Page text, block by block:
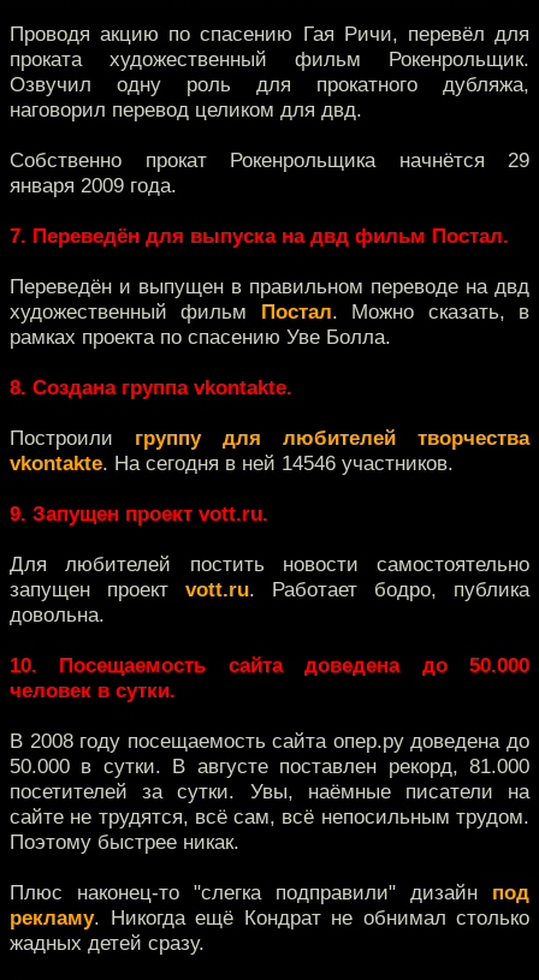
Проводя акцию по спасению Гая Ричи, перевёл для
проката художественный фильм Рокенрольщик.
Озвучил одну роль для прокатного дубляжа,
наговорил перевод целиком для двд.
Собственно прокат Рокенрольщика начнётся 29
января 2009 года.
7. Переведён для выпуска на двд фильм Постал.
Переведён и выпущен в правильном переводе на двд
художественный фильм Постал. Можно сказать, в
рамках проекта по спасению Уве Болла.
8. Создана группа vkontakte.
Построили группу для любителей творчества
vkontakte. На сегодня в ней 14546 участников.
9. Запущен проект vott.ru.
Для любителей постить новости самостоятельно
запущен проект vott.ru. Работает бодро, публика
довольна.
10. Посещаемость сайта доведена до 50.000
человек в сутки.
В 2008 году посещаемость сайта опер.ру доведена до
50.000 в сутки. В августе поставлен рекорд, 81.000
посетителей за сутки. Увы, наёмные писатели на
сайте не трудятся, всё сам, всё непосильным трудом.
Поэтому быстрее никак.
Плюс наконец-то "слегка подправили" дизайн под
рекламу. Никогда ещё Кондрат не обнимал столько
жадных детей сразу.